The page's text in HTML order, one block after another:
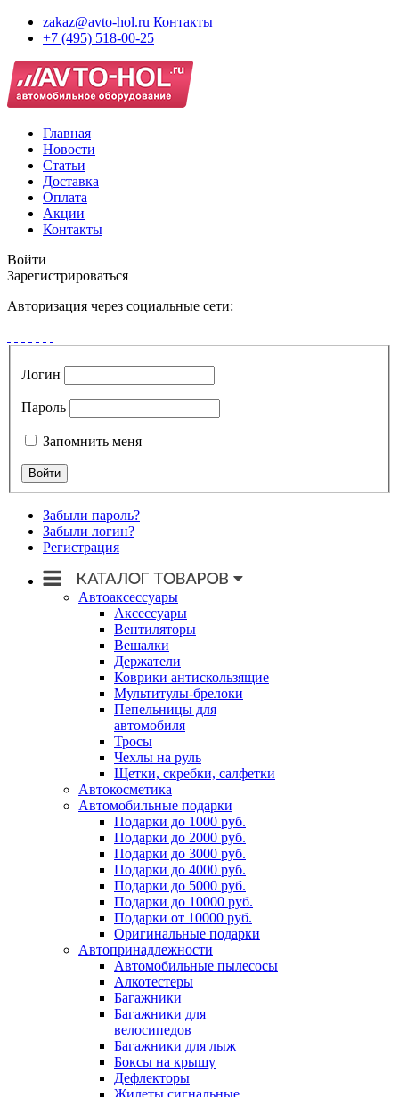
zakaz@avto-hol.ru Контакты
+7 (495) 518-00-25
Главная
Новости
Статьи
Доставка
Оплата
Акции
Контакты
Войти
Зарегистрироваться
Авторизация через социальные сети:
Логин
Пароль
Запомнить меня
Забыли пароль?
Забыли логин?
Регистрация
Автоаксессуары
Аксессуары
Вентиляторы
Вешалки
Держатели
Коврики антискользящие
Мультитулы-брелоки
Пепельницы для
автомобиля
Тросы
Чехлы на руль
Щетки, скребки, салфетки
Автокосметика
Автомобильные подарки
Подарки до 1000 руб.
Подарки до 2000 руб.
Подарки до 3000 руб.
Подарки до 4000 руб.
Подарки до 5000 руб.
Подарки до 10000 руб.
Подарки от 10000 руб.
Оригинальные подарки
Автопринадлежности
Автомобильные пылесосы
Алкотестеры
Багажники
Багажники для
велосипедов
Багажники для лыж
Боксы на крышу
Дефлекторы
Жилеты сигнальные